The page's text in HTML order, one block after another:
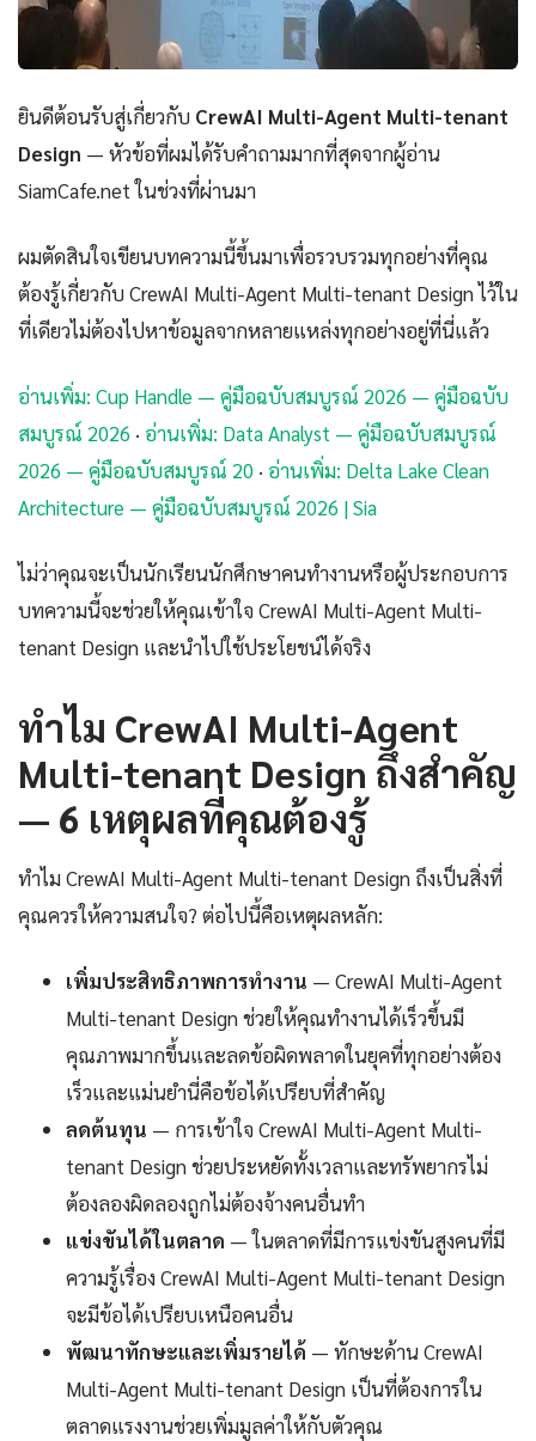
ยินดีต้อนรับสู่เกี่ยวกับ CrewAI Multi-Agent Multi-tenant
Design — หัวข้อที่ผมได้รับคำถามมากที่สุดจากผู้อ่าน
SiamCafe.net ในช่วงที่ผ่านมา
ผมตัดสินใจเขียนบทความนี้ขึ้นมาเพื่อรวบรวมทุกอย่างที่คุณ
ต้องรู้เกี่ยวกับ CrewAI Multi-Agent Multi-tenant Design ไว้ใน
ที่เดียวไม่ต้องไปหาข้อมูลจากหลายแหล่งทุกอย่างอยู่ที่นี่แล้ว
อ่านเพิ่ม: Cup Handle — คู่มือฉบับสมบูรณ์ 2026 — คู่มือฉบับ
สมบูรณ์ 2026 · อ่านเพิ่ม: Data Analyst — คู่มือฉบับสมบูรณ์
2026 — คู่มือฉบับสมบูรณ์ 20 · อ่านเพิ่ม: Delta Lake Clean
Architecture — คู่มือฉบับสมบูรณ์ 2026 | Sia
ไม่ว่าคุณจะเป็นนักเรียนนักศึกษาคนทำงานหรือผู้ประกอบการ
บทความนี้จะช่วยให้คุณเข้าใจ CrewAI Multi-Agent Multi-
tenant Design และนำไปใช้ประโยชน์ได้จริง
ทำไม CrewAI Multi-Agent
Multi-tenant Design ถึงสำคัญ
— 6 เหตุผลที่คุณต้องรู้
ทำไม CrewAI Multi-Agent Multi-tenant Design ถึงเป็นสิ่งที่
คุณควรให้ความสนใจ? ต่อไปนี้คือเหตุผลหลัก:
เพิ่มประสิทธิภาพการทำงาน — CrewAI Multi-Agent
Multi-tenant Design ช่วยให้คุณทำงานได้เร็วขึ้นมี
คุณภาพมากขึ้นและลดข้อผิดพลาดในยุคที่ทุกอย่างต้อง
เร็วและแม่นยำนี่คือข้อได้เปรียบที่สำคัญ
ลดต้นทุน — การเข้าใจ CrewAI Multi-Agent Multi-
tenant Design ช่วยประหยัดทั้งเวลาและทรัพยากรไม่
ต้องลองผิดลองถูกไม่ต้องจ้างคนอื่นทำ
แข่งขันได้ในตลาด — ในตลาดที่มีการแข่งขันสูงคนที่มี
ความรู้เรื่อง CrewAI Multi-Agent Multi-tenant Design
จะมีข้อได้เปรียบเหนือคนอื่น
พัฒนาทักษะและเพิ่มรายได้ — ทักษะด้าน CrewAI
Multi-Agent Multi-tenant Design เป็นที่ต้องการใน
ตลาดแรงงานช่วยเพิ่มมูลค่าให้กับตัวคุณ